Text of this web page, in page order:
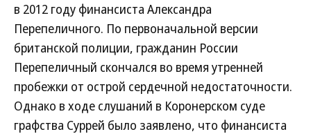
в 2012 году финансиста Александра
Перепеличного. По первоначальной версии
британской полиции, гражданин России
Перепеличный скончался во время утренней
пробежки от острой сердечной недостаточности.
Однако в ходе слушаний в Коронерском суде
графства Суррей было заявлено, что финансиста